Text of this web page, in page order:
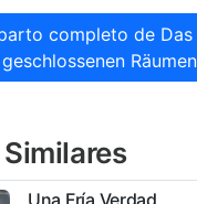
completo de Das
geschlossenen Räumen
Una Fría Verdad